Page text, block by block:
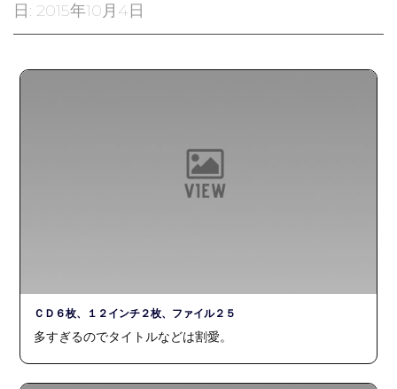
日: 2015年10月4日
ＣＤ６枚、１２インチ２枚、ファイル２５
多すぎるのでタイトルなどは割愛。